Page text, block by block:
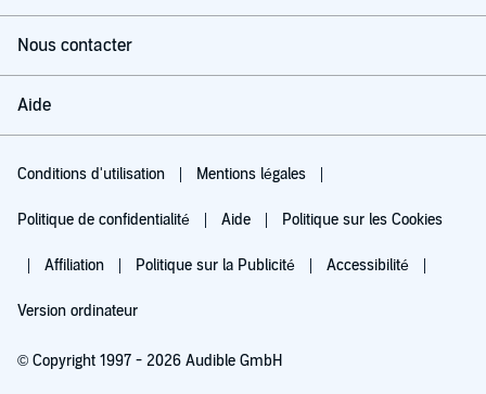
Nous contacter
Aide
Conditions d'utilisation Mentions légales
Politique de confidentialité Aide Politique sur les Cookies
Affiliation Politique sur la Publicité Accessibilité
Version ordinateur
© Copyright 1997 - 2026 Audible GmbH